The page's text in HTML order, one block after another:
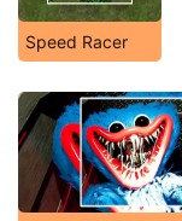
Speed Racer